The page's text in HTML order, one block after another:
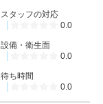
スタッフの対応
0.0
設備・衛生面
0.0
待ち時間
0.0